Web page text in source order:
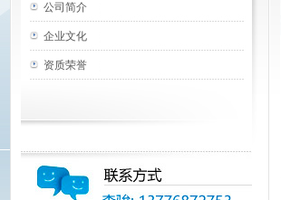
公司简介
企业文化
资质荣誉